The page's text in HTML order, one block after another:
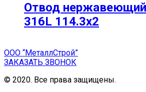
Отвод нержавеющий
316L 114.3х2
ООО “МеталлСтрой”
ЗАКАЗАТЬ ЗВОНОК
© 2020. Все права защищены.